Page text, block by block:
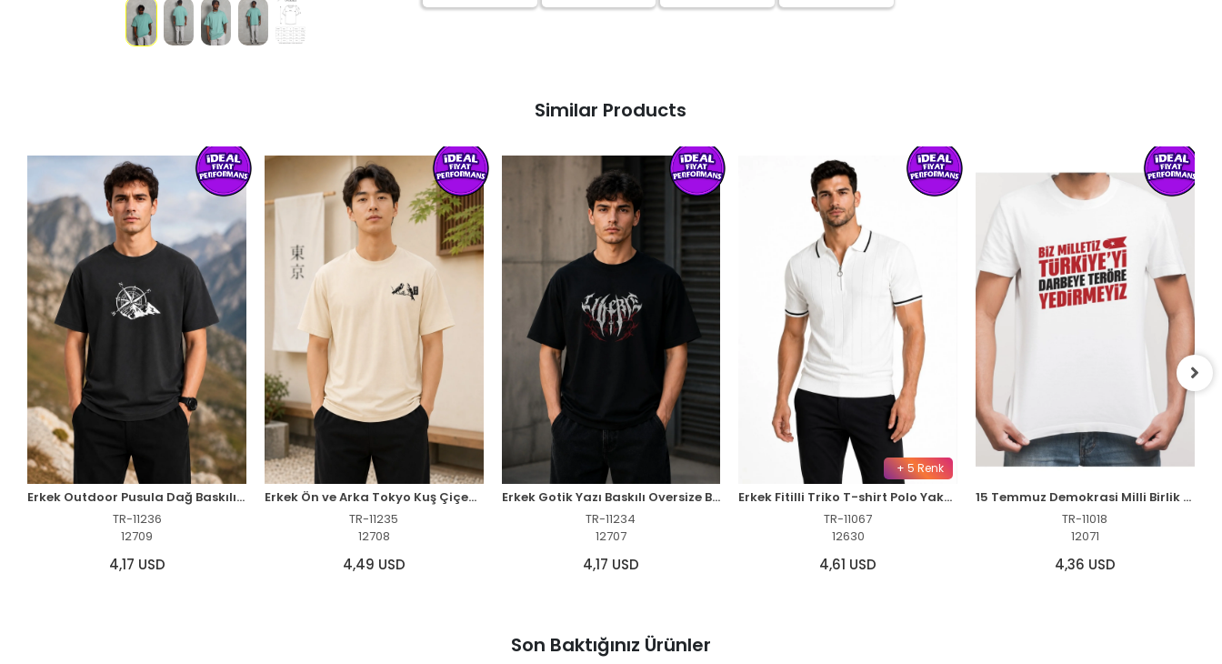
Similar Products
Erkek Outdoor Pusula Dağ Baskılı Kısa Kollu Oversize T-Shirt - Siyah
TR-11236
12709
4,17 USD
Erkek Ön ve Arka Tokyo Kuş Çiçek Baskılı Oversize T-Shirt - Ekru
TR-11235
12708
4,49 USD
Erkek Gotik Yazı Baskılı Oversize Bisiklet Yaka T-Shirt - Siyah
TR-11234
12707
4,17 USD
+ 5 Renk
Erkek Fitilli Triko T-shirt Polo Yaka Yarım Fermuarlı Kısa Kollu Tişört - Beyaz
TR-11067
12630
4,61 USD
15 Temmuz Demokrasi Milli Birlik YEDİRMEYİZ Baskılı Bisiklet Yaka T-shirt - Beyaz
TR-11018
12071
4,36 USD
Son Baktığınız Ürünler